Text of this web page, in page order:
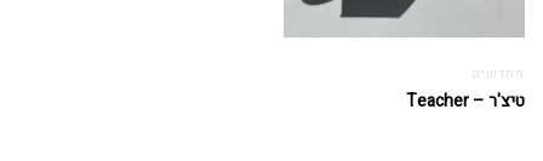
מחדשים
טיצ'ר – Teacher